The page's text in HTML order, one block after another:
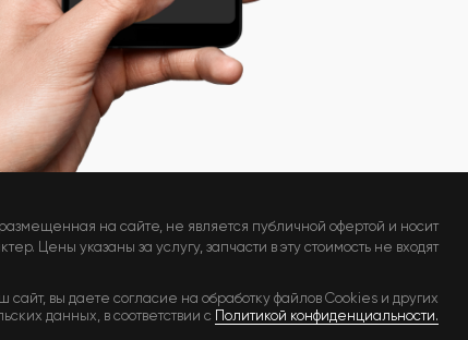
на сайте, не является публичной офертой и носит
Цены указаны за услугу, запчасти в эту стоимость не входят
сайт, вы даете согласие на обработку файлов Cookies и других
данных, в соответствии с Политикой конфиденциальности.